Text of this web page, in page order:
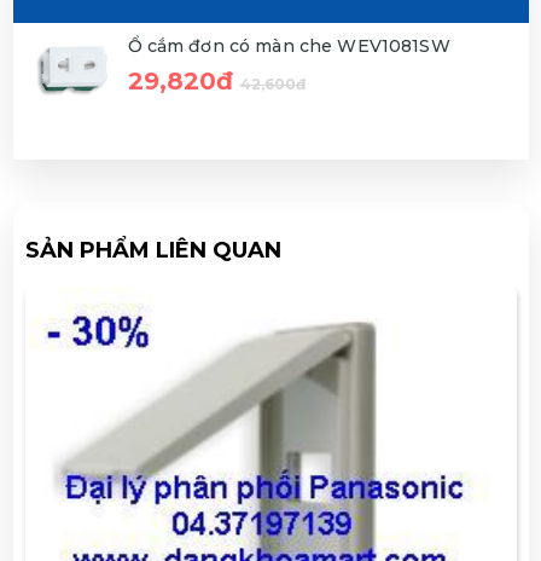
Ổ cắm đơn có màn che WEV1081SW
29,820đ 42,600đ
SẢN PHẨM LIÊN QUAN